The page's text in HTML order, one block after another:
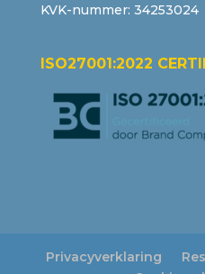
KVK-nummer: 34253024
ISO27001:2022
Privacyverklaring